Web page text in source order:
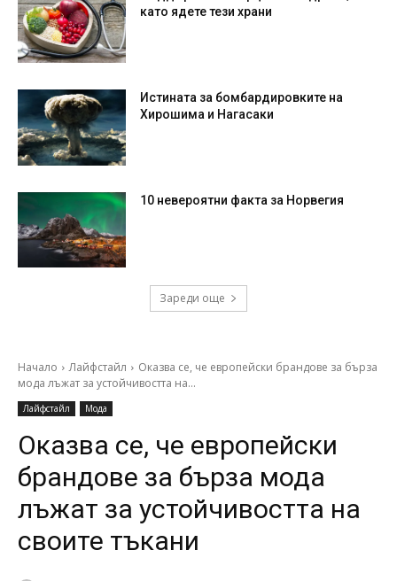
като ядете тези храни
Истината за бомбардировките на
Хирошима и Нагасаки
10 невероятни факта за Норвегия
Зареди още